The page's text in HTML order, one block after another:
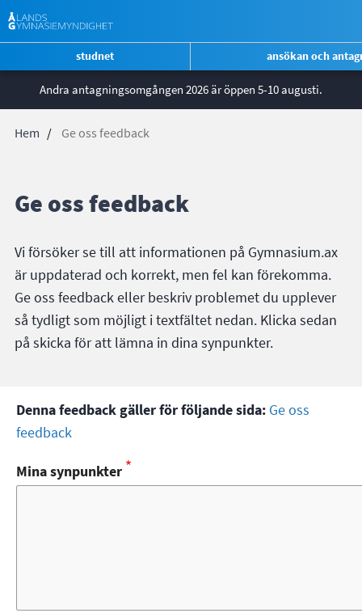
till
huvudinnehåll
Andra antagningsomgången 2026 är öppen 5-10 augusti.
Genvägsmeny
studnet ansökan och
Hem Ge oss feedback
Ge oss feedback
Vi försöker se till att informationen på Gymnasium.ax
är uppdaterad och korrekt, men fel kan förekomma.
Ge oss feedback eller beskriv problemet du upplever
så tydligt som möjligt i textfältet nedan. Klicka sedan
på skicka för att lämna in dina synpunkter.
Denna feedback gäller för följande sida: Ge oss
feedback
Mina synpunkter